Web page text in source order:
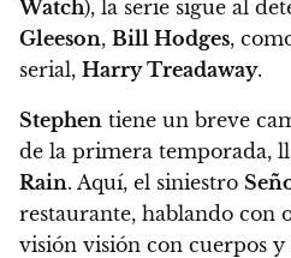
Watch), la serie sigue al
Gleeson, Bill Hodges,
serial, Harry Treadaway.
Stephen tiene un breve
de la primera temporada,
Rain. Aquí, el siniestro
restaurante, hablando con
visión visión con cuerpos